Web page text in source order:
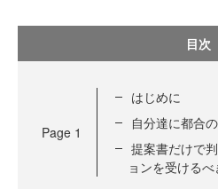
目次
Page 1
はじめに
自分達に都合
提案書だけで
ョンを受けるべ